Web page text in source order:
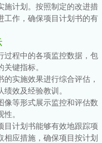
施计划。按照制定的改进措
工作，确保项目计划书的有
过程中的各项监控数据，包
键指标。
的实施效果进行综合评估，
效及经验教训。
像等形式展示监控和评估数
。
目计划书能够有效地跟踪项
相应措施，确保项目按计划